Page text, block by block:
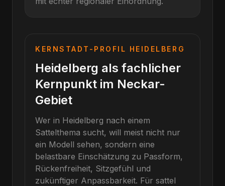
KERNSTADT-PROFIL HEIDELBERG
Heidelberg als fachlicher
Kernpunkt im Neckar-
Gebiet
Wer in Heidelberg nach einem
Sattelthema sucht, will meist nicht nur
ein Modell sehen, sondern eine
belastbare Einschätzung zu Passform,
Rückenfreiheit, Sitzgefühl und
zukünftiger Anpassbarkeit. Für sattel